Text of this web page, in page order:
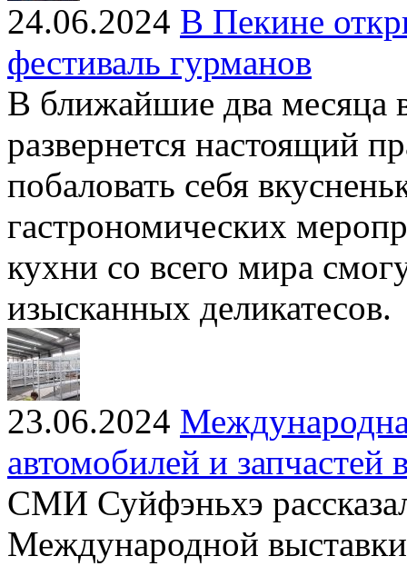
24.06.2024 В Пекине
фестиваль гурманов
В ближайшие два месяца
развернется настоящий
побаловать себя
гастрономических
кухни со всего мира
изысканных деликатесов.
23.06.2024
автомобилей и запчастей
СМИ Суйфэньхэ
Международной